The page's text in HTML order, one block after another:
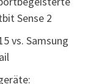
Sense 2
vs. Samsung